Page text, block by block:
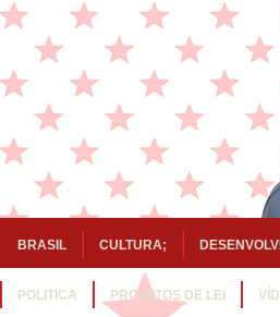
BRASIL CULTURA;
POLITICA PROJETOS DE LEI